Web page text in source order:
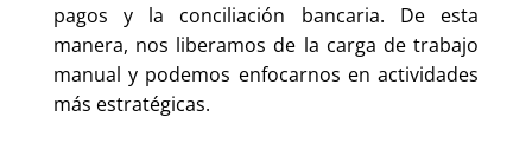
pagos y la conciliación bancaria. De esta
manera, nos liberamos de la carga de trabajo
manual y podemos enfocarnos en actividades
más estratégicas.